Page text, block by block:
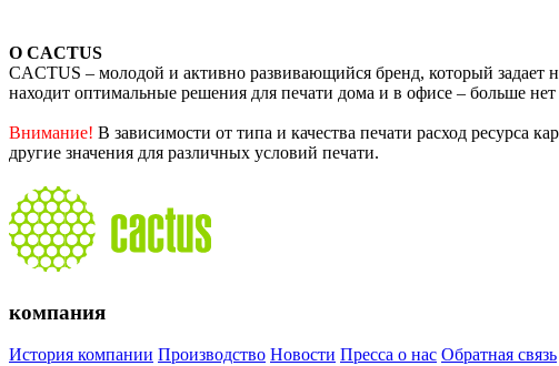
О CACTUS
CACTUS – молодой и активно развивающийся бренд, который задает
находит оптимальные решения для печати дома и в офисе – больше
Внимание! В зависимости от типа и качества печати расход ресурса
другие значения для различных условий печати.
компания
История компании Производство Новости Пресса о нас Обратная связь